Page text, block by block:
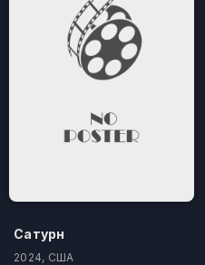
Сатурн
2024, США